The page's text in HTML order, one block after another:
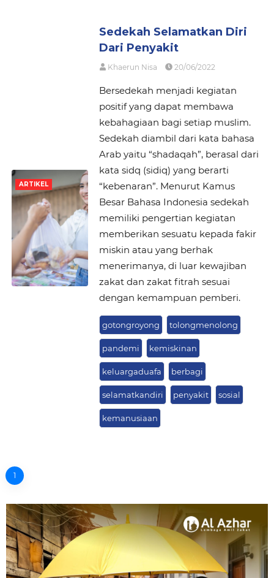
ARTIKEL
Sedekah Selamatkan Diri
Dari Penyakit
Khaerun Nisa 20/06/2022
Bersedekah menjadi kegiatan
positif yang dapat membawa
kebahagiaan bagi setiap muslim.
Sedekah diambil dari kata bahasa
Arab yaitu “shadaqah”, berasal dari
kata sidq (sidiq) yang berarti
“kebenaran”. Menurut Kamus
Besar Bahasa Indonesia sedekah
memiliki pengertian kegiatan
memberikan sesuatu kepada fakir
miskin atau yang berhak
menerimanya, di luar kewajiban
zakat dan zakat fitrah sesuai
dengan kemampuan pemberi.
gotongroyong tolongmenolong
pandemi kemiskinan
keluargaduafa berbagi
selamatkandiri penyakit sosial
kemanusiaan
1